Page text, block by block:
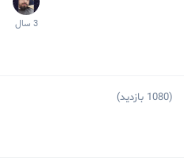
(1080 بازدید)